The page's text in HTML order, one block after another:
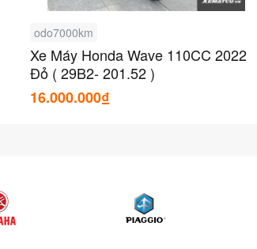
odo7000km
Xe Máy Honda Wave 110CC 2022
Đỏ ( 29B2- 201.52 )
16.000.000₫